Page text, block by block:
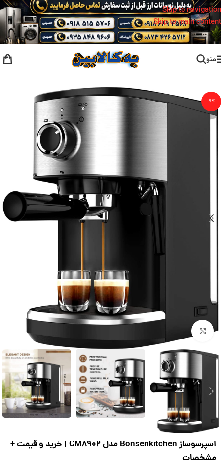
Skip to navigation
Skip to main content
منو
-۹%
بزرگنمایی تصویر
اسپرسوساز Bonsenkitchen مدل CM8902 | خرید و قیمت +
مشخصات